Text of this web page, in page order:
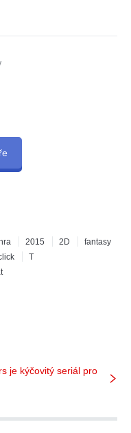
2015 2D
fantasy
T
je kýčovitý seriál pro